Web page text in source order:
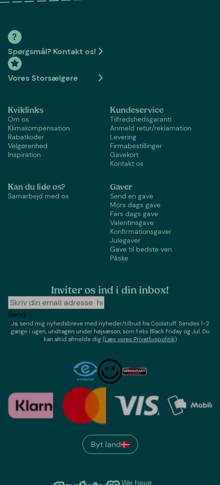
Spørgsmål? Kontakt os!
Vores Storsælgere
Kviklinks
Om os
Klimakompensation
Rabatkoder
Velgørenhed
Inspiration
Kundeservice
Tilfredshedsgaranti
Anmeld retur/reklamation
Levering
Firmabestillinger
Gavekort
Kontakt os
Kan du lide os?
Samarbejd med os
Gaver
Send en gave
Mors dags gave
Fars dags gave
Valentinsgave
Konfirmationsgaver
Julegaver
Gave til bedste ven
Påske
Inviter os ind i din inbox!
Send
Ja, send mig nyhedsbreve med nyheder/tilbud fraCoolstuff. Sendes 1-2
gange i ugen,undtagen under højsæson, som f.eks Black Friday og Jul. Du
kan altid afmelde dig(Læs vores Privatlivspolitik)
Byt land